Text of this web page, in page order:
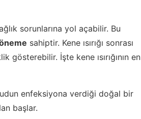
sorunlarına yol açabilir. Bu
sahiptir. Kene ısırığı sonrası
gösterebilir. İşte kene ısırığının en
enfeksiyona verdiği doğal bir
başlar.